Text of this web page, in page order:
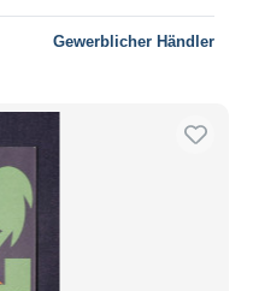
Gewerblicher Händler